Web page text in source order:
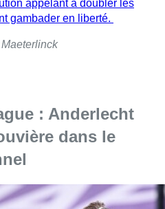
appelant à doubler les
gambader en liberté.
: Anderlecht
dans le